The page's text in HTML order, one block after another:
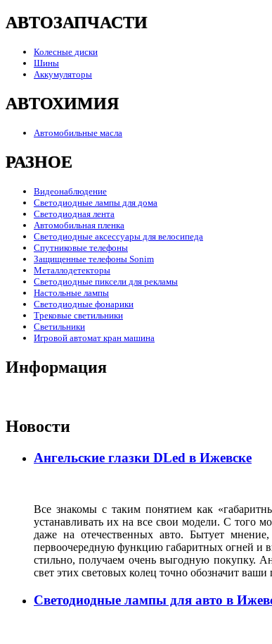
АВТОЗАПЧАСТИ
Колесные диски
Шины
Аккумуляторы
АВТОХИМИЯ
Автомобильные масла
РАЗНОЕ
Видеонаблюдение
Светодиодные лампы для дома
Светодиодная лента
Автомобильная пленка
Светодиодные аксессуары для велосипеда
Спутниковые телефоны
Защищенные телефоны Sonim
Металлодетекторы
Светодиодные пиксели для рекламы
Настольные лампы
Светодиодные фонарики
Трековые светильники
Светильники
Игровой автомат кран машина
Информация
Новости
Ангельские глазки DLed в Ижевске
Все знакомы с таким понятием как
устанавливать их на все свои модели. С того
даже на отечественных авто. Бытует
первоочередную функцию габаритных огней и
стильно, получаем очень выгодную покупку.
свет этих световых колец точно обозначит
Светодиодные лампы для авто в